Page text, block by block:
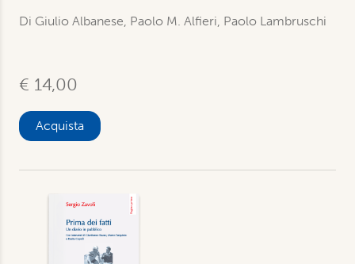
Di Giulio Albanese, Paolo M. Alfieri, Paolo Lambruschi
€ 14,00
Acquista